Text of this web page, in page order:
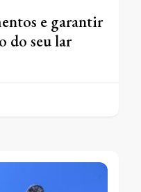
e garantir
do seu lar